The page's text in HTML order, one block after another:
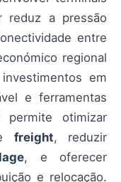
reduz a pressão
entre
regional
em
e ferramentas
permite otimizar
freight, reduzir
, e oferecer
e relocação.